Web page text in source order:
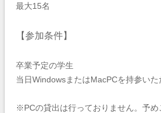
最大15名
【参加条件】
卒業予定の学生
当日WindowsまたはMacPCを持参いた
※PCの貸出は行っておりません。予め